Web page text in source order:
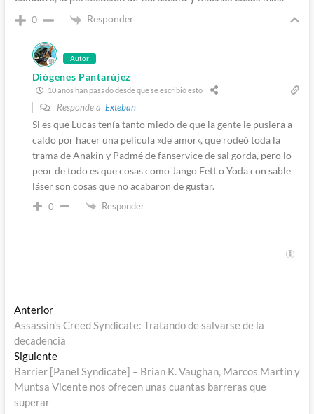
0 Responder
Autor
Diógenes Pantarújez
10 años han pasado desde que se escribió esto
Responde a Exteban
Si es que Lucas tenía tanto miedo de que la gente le pusiera a
caldo por hacer una película «de amor», que rodeó toda la
trama de Anakin y Padmé de fanservice de sal gorda, pero lo
peor de todo es que cosas como Jango Fett o Yoda con sable
láser son cosas que no acabaron de gustar.
0 Responder
Navegación
de
entradas
AnteriorEntrada
anterior:
Assassin’s Creed Syndicate: Tratando de salvarse de la
decadencia
SiguienteEntrada
siguiente:
Barrier [Panel Syndicate] – Brian K. Vaughan, Marcos Martín y
Muntsa Vicente nos ofrecen unas cuantas barreras que
superar